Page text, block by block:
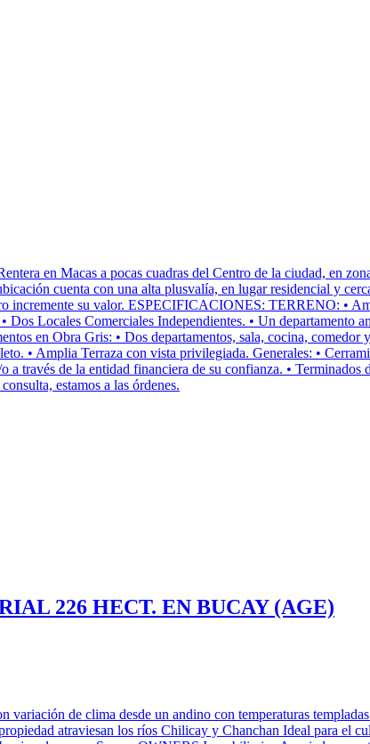
en Macas a pocas cuadras del Centro de la ciudad, en
cuenta con una alta plusvalía, en lugar residencial y
incremente su valor. ESPECIFICACIONES: TERRENO: •
Locales Comerciales Independientes. • Un departamento
en Obra Gris: • Dos departamentos, sala, cocina, comedor
• Amplia Terraza con vista privilegiada. Generales: •
través de la entidad financiera de su confianza. •
estamos a las órdenes.
226 HECT. EN BUCAY (AGE)
de clima desde un andino con temperaturas
atraviesan los ríos Chilicay y Chanchan Ideal para el